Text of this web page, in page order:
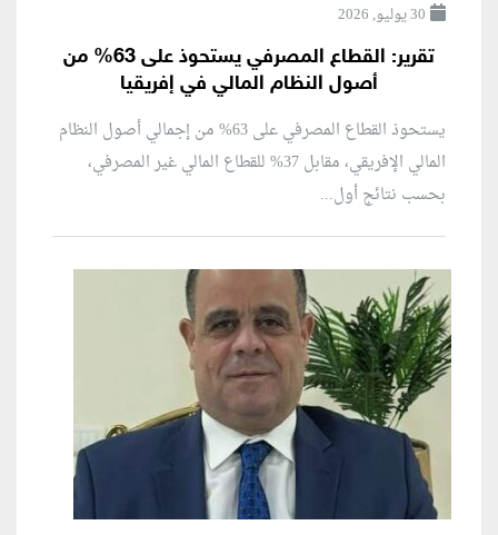
30 يوليو, 2026
تقرير: القطاع المصرفي يستحوذ على 63% من
أصول النظام المالي في إفريقيا
يستحوذ القطاع المصرفي على 63% من إجمالي أصول النظام
المالي الإفريقي، مقابل 37% للقطاع المالي غير المصرفي،
بحسب نتائج أول...